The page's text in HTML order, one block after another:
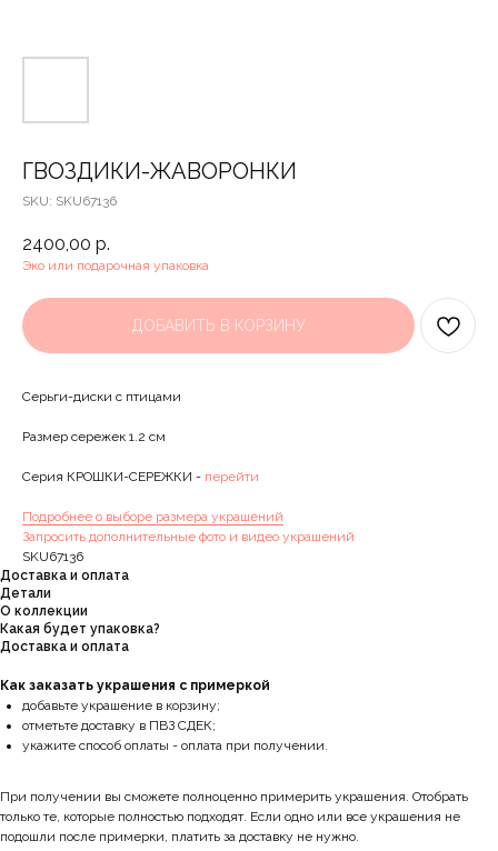
ГВОЗДИКИ-ЖАВОРОНКИ
SKU: SKU67136
2400,00 р.
Эко или подарочная упаковка
ДОБАВИТЬ В КОРЗИНУ
Серьги-диски с птицами
Размер сережек 1.2 см
Серия КРОШКИ-СЕРЕЖКИ - перейти
Подробнее о выборе размера украшений
Запросить дополнительные фото и видео украшений
SKU67136
Доставка и оплата
Детали
О коллекции
Какая будет упаковка?
Доставка и оплата
Как заказать украшения с примеркой
добавьте украшение в корзину;
отметьте доставку в ПВЗ СДЕК;
укажите способ оплаты - оплата при получении.
При получении вы сможете полноценно примерить украшения. Отобрать
только те, которые полностью подходят. Если одно или все украшения не
подошли после примерки, платить за доставку не нужно.